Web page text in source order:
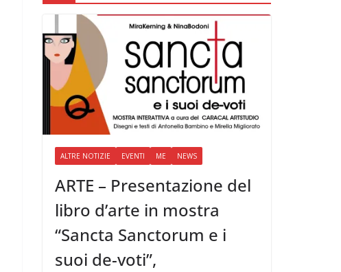
ALTRE NOTIZIE EVENTI ME NEWS
ARTE – Presentazione del
libro d’arte in mostra
“Sancta Sanctorum e i
suoi de-voti”,